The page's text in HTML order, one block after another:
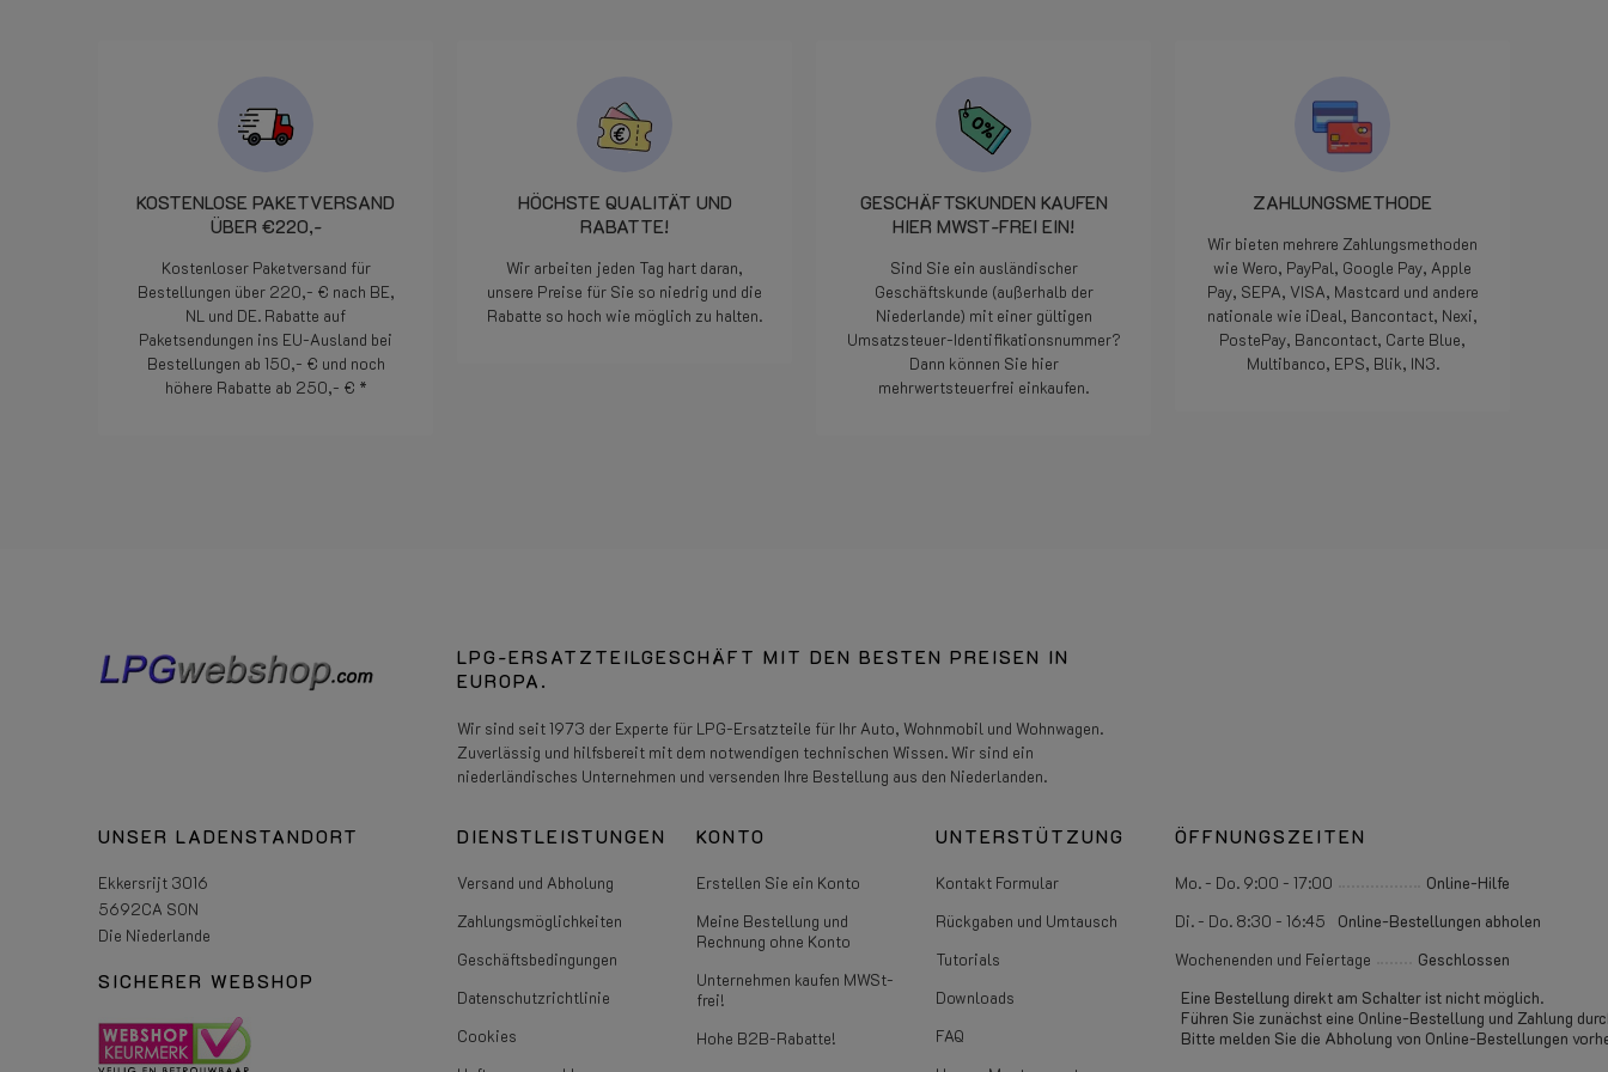
servizio degno di segnalazione.
In pratica cortesia efficienza ed
we zijn allemaal maar
manier opgelost word...
geweldig, nog nooit
meegemaakt met een
Doe zo voort jongens,
die 5 sterren meer dan
Bedankt.
KOSTENLOSE PAKETVERSAND
ÜBER €220,-
Kostenloser Paketversand für
Bestellungen über 220,- € nach BE,
NL und DE. Rabatte auf
Paketsendungen ins EU-Ausland bei
Bestellungen ab 150,- € und noch
höhere Rabatte ab 250,- € *
HÖCHSTE QUALITÄT UND
RABATTE!
Wir arbeiten jeden Tag hart daran,
unsere Preise für Sie so niedrig und die
Rabatte so hoch wie möglich zu halten.
GESCHÄFTSKUNDEN KAUFEN
HIER MWST-FREI EIN!
Sind Sie ein ausländischer
Geschäftskunde (außerhalb der
Niederlande) mit einer gültigen
Umsatzsteuer-Identifikationsnummer?
Dann können Sie hier
mehrwertsteuerfrei einkaufen.
ZAHLUNGSMETHODE
Wir bieten mehrere Zahlungsmethoden
wie Wero, PayPal, Google Pay, Apple
Pay, SEPA, VISA, Mastcard und andere
nationale wie iDeal, Bancontact, Nexi,
PostePay, Bancontact, Carte Blue,
Multibanco, EPS, Blik, IN3.
LPG-ERSATZTEILGESCHÄFT MIT DEN BESTEN PREISEN IN
EUROPA.
Wir sind seit 1973 der Experte für LPG-Ersatzteile für Ihr Auto, Wohnmobil und Wohnwagen.
Zuverlässig und hilfsbereit mit dem notwendigen technischen Wissen. Wir sind ein
niederländisches Unternehmen und versenden Ihre Bestellung aus den Niederlanden.
UNSER LADENSTANDORT
Ekkersrijt 3016
5692CA SON
Die Niederlande
SICHERER WEBSHOP
DIENSTLEISTUNGEN
Versand und Abholung
Zahlungsmöglichkeiten
Geschäftsbedingungen
Datenschutzrichtlinie
Cookies
KONTO
Erstellen Sie ein Konto
Meine Bestellung und
Rechnung ohne Konto
Unternehmen kaufen MWSt-
frei!
Hohe B2B-Rabatte!
UNTERSTÜTZUNG
Kontakt Formular
Rückgaben und Umtausch
Tutorials
Downloads
FAQ
ÖFFNUNGSZEITEN
Mo. - Do. 9:00 - 17:00
Online-Hilfe
Di. - Do. 8:30 - 16:45
Online-Bestellungen abholen
Wochenenden und Feiertage
Geschlossen
Eine Bestellung direkt am Schalter ist nicht möglich.
Führen Sie zunächst eine Online-Bestellung und Zahlung
Bitte melden Sie die Abholung von Online-Bestellungen